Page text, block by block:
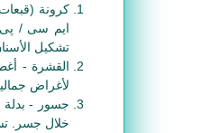
كرونة
ایم سی / پی
تشكيل
القشرة -
لأغراض
جسور - بدلة
خلال جسر.